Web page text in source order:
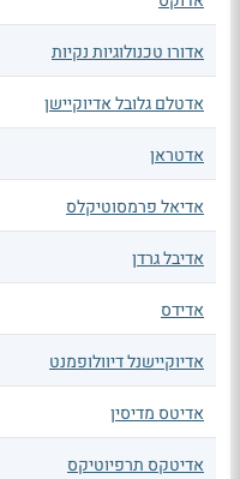
אדורו טכנולוגיות נקיות
אדטלם גלובל אדיוקיישן
אדטראן
אדיאל פרמסוטיקלס
אדיבל גרדן
אדידס
אדיוקיישנל דיוולופמנט
אדיטס מדיסין
אדיטקס תרפיוטיקס